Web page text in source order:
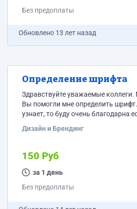
Без предоплаты
Обновлено 13 лет назад
Определение шрифта
Здравствуйте уважаемые
Вы помогли мне определить
узнает, то буду очень благодарна
скину на телефон или на webmoney
Дизайн и Брендинг
150 Руб
за 1 день
Без предоплаты